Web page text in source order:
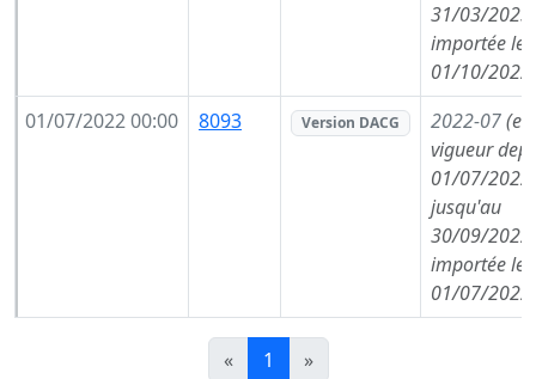
31/03/2023,
importée le
01/10/2022)
01/07/2022 00:00
8093 Version DACG 2022-07(en
vigueur
01/07/2022,
jusqu'au
30/09/2022,
importée le
01/07/2022)
« 1 »